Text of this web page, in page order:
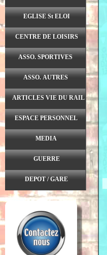
EGLISE St ELOI
CENTRE DE LOISIRS
ASSO. SPORTIVES
ASSO. AUTRES
ARTICLES VIE DU RAIL
ESPACE PERSONNEL
MEDIA
GUERRE
DEPOT / GARE